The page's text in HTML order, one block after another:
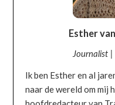
Esther
Journalist |
Ik ben Esther en al
naar de wereld om mij